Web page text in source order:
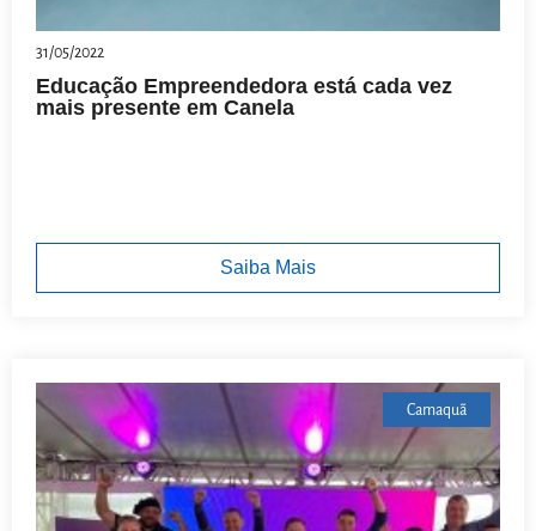
31/05/2022
Educação Empreendedora está cada vez
mais presente em Canela
Saiba Mais
Camaquã